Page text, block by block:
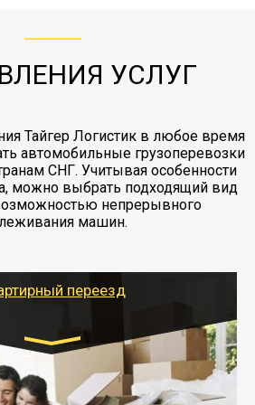
в пункте получателя.
УСЛУГ
Тайгер Логистик в любое время
автомобильные грузоперевозки
СНГ. Учитывая особенности
можно выбрать подходящий вид
непрерывного
машин.
переезд
1,5 и 3 тонны